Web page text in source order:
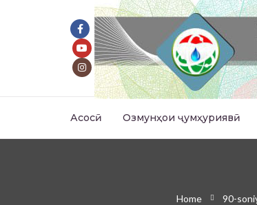
Асосӣ Озмунҳои ҷумҳуриявӣ
Home 90-